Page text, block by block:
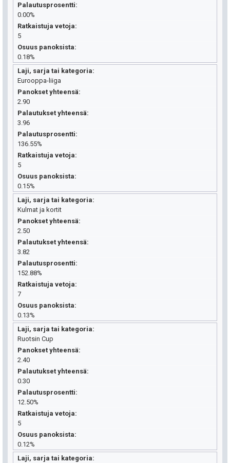
Palautusprosentti
0.00%
Ratkaistuja vetoja
5
Osuus panoksista
0.18%
Laji, sarja tai kategoria
Eurooppa-liiga
Panokset yhteensä
2.90
Palautukset yhteensä
3.96
Palautusprosentti
136.55%
Ratkaistuja vetoja
5
Osuus panoksista
0.15%
Laji, sarja tai kategoria
Kulmat ja kortit
Panokset yhteensä
2.50
Palautukset yhteensä
3.82
Palautusprosentti
152.88%
Ratkaistuja vetoja
7
Osuus panoksista
0.13%
Laji, sarja tai kategoria
Ruotsin Cup
Panokset yhteensä
2.40
Palautukset yhteensä
0.30
Palautusprosentti
12.50%
Ratkaistuja vetoja
5
Osuus panoksista
0.12%
Laji, sarja tai kategoria